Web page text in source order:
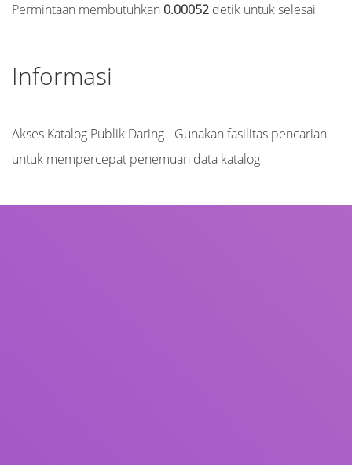
Permintaan membutuhkan 0.00052 detik untuk selesai
Informasi
Akses Katalog Publik Daring - Gunakan fasilitas pencarian
untuk mempercepat penemuan data katalog